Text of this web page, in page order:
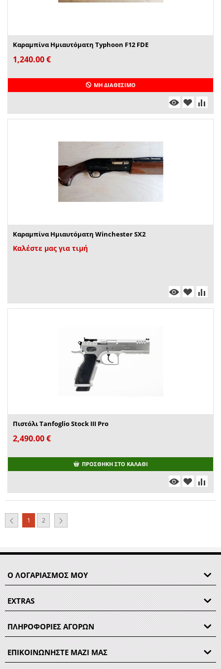
Καραμπίνα Ημιαυτόματη Typhoon F12 FDE
1,240.00€
ΜΗ ΔΙΑΘΈΣΙΜΟ
Καραμπίνα Ημιαυτόματη Winchester SX2
Καλέστε μας για τιμή
Πιστόλι Tanfoglio Stock III Pro
2,490.00€
ΠΡΟΣΘΉΚΗ ΣΤΟ ΚΑΛΆΘΙ
1 2
Ο ΛΟΓΑΡΙΑΣΜΟΣ ΜΟΥ
EXTRAS
ΠΛΗΡΟΦΟΡΙΕΣ ΑΓΟΡΩΝ
ΕΠΙΚΟΙΝΩΝΗΣΤΕ ΜΑΖΙ ΜΑΣ